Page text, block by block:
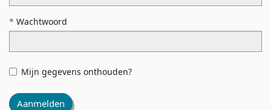
Wachtwoord
Mijn gegevens onthouden?
Aanmelden